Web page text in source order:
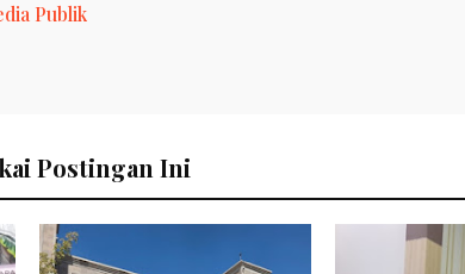
Publik
Postingan Ini